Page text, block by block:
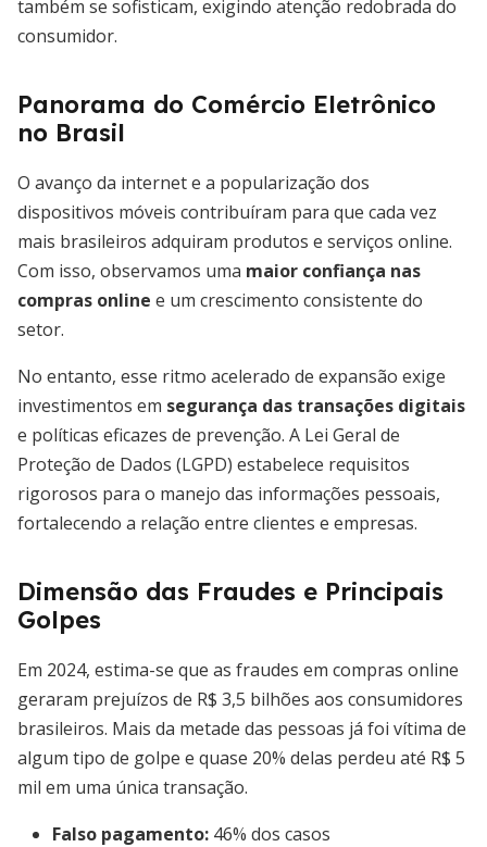
também se sofisticam, exigindo atenção redobrada do
consumidor.
Panorama do Comércio Eletrônico
no Brasil
O avanço da internet e a popularização dos
dispositivos móveis contribuíram para que cada vez
mais brasileiros adquiram produtos e serviços online.
Com isso, observamos uma maior confiança nas
compras online e um crescimento consistente do
setor.
No entanto, esse ritmo acelerado de expansão exige
investimentos em segurança das transações digitais
e políticas eficazes de prevenção. A Lei Geral de
Proteção de Dados (LGPD) estabelece requisitos
rigorosos para o manejo das informações pessoais,
fortalecendo a relação entre clientes e empresas.
Dimensão das Fraudes e Principais
Golpes
Em 2024, estima-se que as fraudes em compras online
geraram prejuízos de R$ 3,5 bilhões aos consumidores
brasileiros. Mais da metade das pessoas já foi vítima de
algum tipo de golpe e quase 20% delas perdeu até R$ 5
mil em uma única transação.
Falso pagamento: 46% dos casos